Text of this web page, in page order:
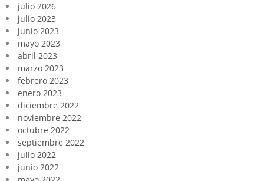
julio 2026
julio 2023
junio 2023
mayo 2023
abril 2023
marzo 2023
febrero 2023
enero 2023
diciembre 2022
noviembre 2022
octubre 2022
septiembre 2022
julio 2022
junio 2022